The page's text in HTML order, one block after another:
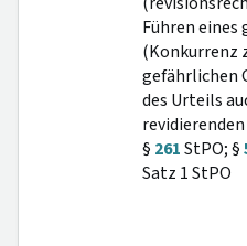
Führen eines
(Konkurrenz
gefährlichen
des Urteils
§ 261StPO; §
Satz 1 StPO